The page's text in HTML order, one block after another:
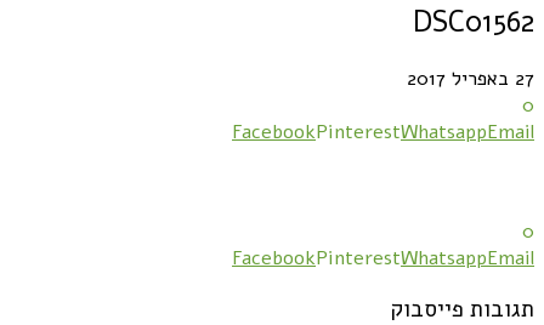
DSC01562
27 באפריל 2017
0
FacebookPinterestWhatsappEmail
0
FacebookPinterestWhatsappEmail
תגובות פייסבוק